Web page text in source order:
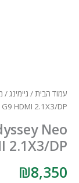
עמוד הבית/ גיימינג/
HDMI 2.1X3/DP
Neo
2.1X3/DP
₪8,350